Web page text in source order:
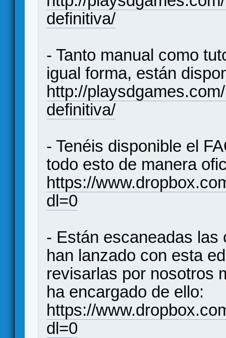
definitiva/
- Tanto manual como
igual forma, están
http://
definitiva/
- Tenéis disponible el
todo esto de manera
https://
dl=0
- Están escaneadas las
han lanzado con esta
revisarlas por nosotros
ha encargado de ello:
https://
dl=0